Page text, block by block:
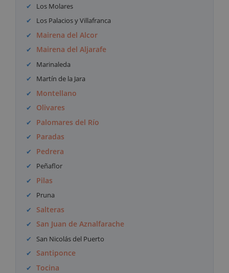
Los Molares
Los Palacios y Villafranca
Mairena del Alcor
Mairena del Aljarafe
Marinaleda
Martín de la Jara
Montellano
Olivares
Palomares del Río
Paradas
Pedrera
Peñaflor
Pilas
Pruna
Salteras
San Juan de Aznalfarache
San Nicolás del Puerto
Santiponce
Tocina